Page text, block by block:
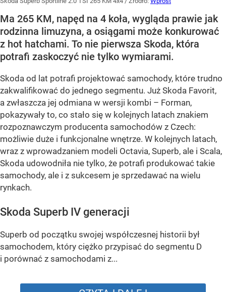
Ma 265 KM, napęd na 4 koła, wygląda prawie jak
rodzinna limuzyna, a osiągami może konkurować
z hot hatchami. To nie pierwsza Skoda, która
potrafi zaskoczyć nie tylko wymiarami.
Skoda od lat potrafi projektować samochody, które trudno
zakwalifikować do jednego segmentu. Już Skoda Favorit,
a zwłaszcza jej odmiana w wersji kombi – Forman,
pokazywały to, co stało się w kolejnych latach znakiem
rozpoznawczym producenta samochodów z Czech:
możliwie duże i funkcjonalne wnętrze. W kolejnych latach,
wraz z wprowadzaniem modeli Octavia, Superb, ale i Scala,
Skoda udowodniła nie tylko, że potrafi produkować takie
samochody, ale i z sukcesem je sprzedawać na wielu
rynkach.
Skoda Superb IV generacji
Superb od początku swojej współczesnej historii był
samochodem, który ciężko przypisać do segmentu D
i porównać z samochodami z...